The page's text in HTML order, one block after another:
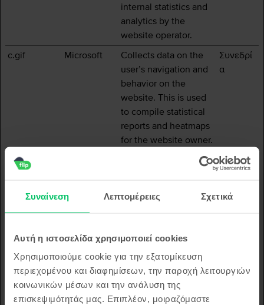
Συναίνεση Λεπτομέρειες Σχετικά
Αυτή η ιστοσελίδα χρησιμοποιεί cookies
Χρησιμοποιούμε cookie για την εξατομίκευση
περιεχομένου και διαφημίσεων, την παροχή λειτουργιών
κοινωνικών μέσων και την ανάλυση της
επισκεψιμότητάς μας. Επιπλέον, μοιραζόμαστε
internal statistics and
analytics by the
website operator.
c.gif Microsoft
Collects data on the
user’s navigation and
behavior on the
website. This is used
to compile statistical
reports and heatmaps
for the website owner.
Συνεδρί
α
hubspotutk
Sets a unique ID for
obtain data on visitor
180
klaviyoPage
sVisitCount
Klaviyo
This cookie is used to
determine which
products the visitor
has viewed. This